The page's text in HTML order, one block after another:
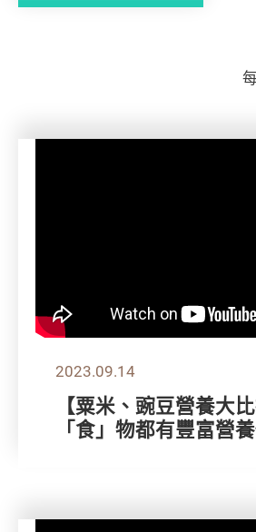
2023.09.14
【粟米、豌豆營養大
「食」物都有豐富營養